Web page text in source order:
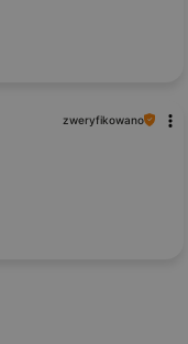
zweryfikowano